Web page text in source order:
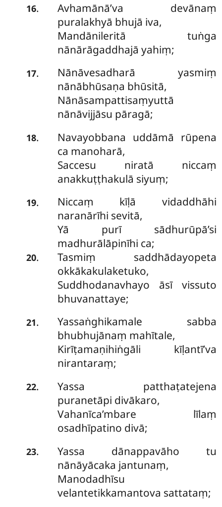
16.
Avhamānā’va devānaṃ
puralakhyā bhujā iva,
Mandānileritā tuṅga
nānārāgaddhajā yahiṃ;
17.
Nānāvesadharā yasmiṃ
nānābhūsaṇa bhūsitā,
Nānāsampattisaṃyuttā
nānāvijjāsu pāragā;
18.
Navayobbana uddāmā rūpena
ca manoharā,
Saccesu niratā niccaṃ
anakkuṭṭhakulā siyuṃ;
19.
Niccaṃ kīḷā vidaddhāhi
naranārīhi sevitā,
Yā purī sādhurūpā’si
madhurālāpinīhi ca;
20.
Tasmiṃ saddhādayopeta
okkākakulaketuko,
Suddhodanavhayo āsī vissuto
bhuvanattaye;
21.
Yassaṅghikamale sabba
bhubhujānaṃ mahītale,
Kirīṭamaṇihiṅgāli kīḷantī’va
nirantaraṃ;
22.
Yassa patthaṭatejena
puranetāpi divākaro,
Vahanīca’mbare līlaṃ
osadhīpatino divā;
23.
Yassa dānappavāho tu
nānāyācaka jantunaṃ,
Manodadhīsu
velantetikkamantova sattataṃ;